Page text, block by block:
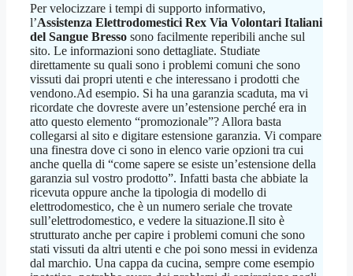
Per velocizzare i tempi di supporto informativo,
l’Assistenza Elettrodomestici Rex Via Volontari Italiani
del Sangue Bresso sono facilmente reperibili anche sul
sito. Le informazioni sono dettagliate. Studiate
direttamente su quali sono i problemi comuni che sono
vissuti dai propri utenti e che interessano i prodotti che
vendono.Ad esempio. Si ha una garanzia scaduta, ma vi
ricordate che dovreste avere un’estensione perché era in
atto questo elemento “promozionale”? Allora basta
collegarsi al sito e digitare estensione garanzia. Vi compare
una finestra dove ci sono in elenco varie opzioni tra cui
anche quella di “come sapere se esiste un’estensione della
garanzia sul vostro prodotto”. Infatti basta che abbiate la
ricevuta oppure anche la tipologia di modello di
elettrodomestico, che è un numero seriale che trovate
sull’elettrodomestico, e vedere la situazione.Il sito è
strutturato anche per capire i problemi comuni che sono
stati vissuti da altri utenti e che poi sono messi in evidenza
dal marchio. Una cappa da cucina, sempre come esempio